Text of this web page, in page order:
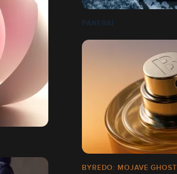
PANERAI
BYREDO: MOJAVE GHOST